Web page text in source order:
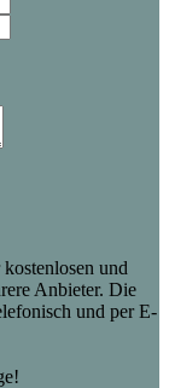
und
Anbieter. Die
und per E-